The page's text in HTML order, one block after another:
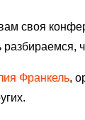
своя
Франкель,